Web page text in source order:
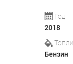
Год
2018
Бензин